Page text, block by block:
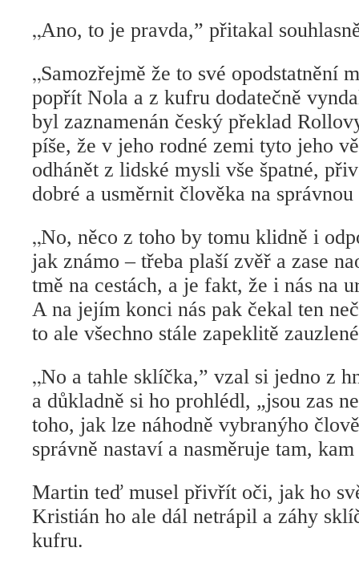
„Ano, to je pravda,” přitakal
„Samozřejmě že to své opodstatnění
popřít Nola a z kufru dodatečně
byl zaznamenán český překlad
píše, že v jeho rodné zemi tyto jeho
odhánět z lidské mysli vše špatné,
dobré a usměrnit člověka na správnou
„No, něco z toho by tomu klidně i
jak známo – třeba plaší zvěř a zase
tmě na cestách, a je fakt, že i nás na
A na jejím konci nás pak čekal ten
to ale všechno stále zapeklitě
„No a tahle sklíčka,” vzal si jedno z
a důkladně si ho prohlédl, „jsou zas
toho, jak lze náhodně vybranýho
správně nastaví a nasměruje tam,
Martin teď musel přivřít oči, jak ho
Kristián ho ale dál netrápil a záhy
kufru.